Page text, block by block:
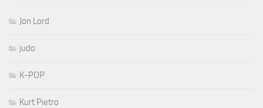
Jon Lord
judo
K-POP
Kurt Pietro